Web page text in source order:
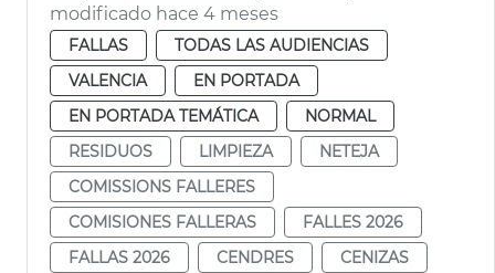
modificado hace 4 meses
FALLAS
TODAS LAS AUDIENCIAS
VALENCIA
EN PORTADA
EN PORTADA TEMÁTICA
NORMAL
RESIDUOS
LIMPIEZA
NETEJA
COMISSIONS FALLERES
COMISIONES FALLERAS
FALLES 2026
FALLAS 2026
CENDRES CENIZAS